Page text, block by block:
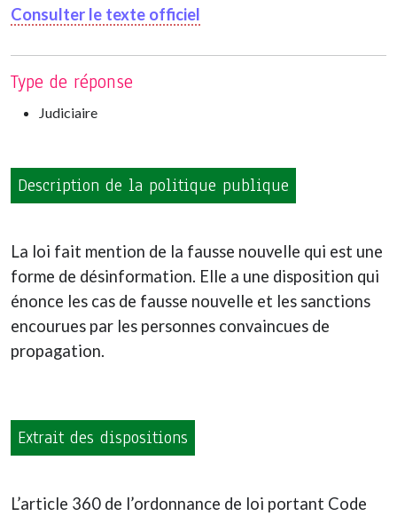
Consulter le texte officiel
Type de réponse
Judiciaire
Description de la politique publique
La loi fait mention de la fausse nouvelle qui est une
forme de désinformation. Elle a une disposition qui
énonce les cas de fausse nouvelle et les sanctions
encourues par les personnes convaincues de
propagation.
Extrait des dispositions
L’article 360 de l’ordonnance de loi portant Code